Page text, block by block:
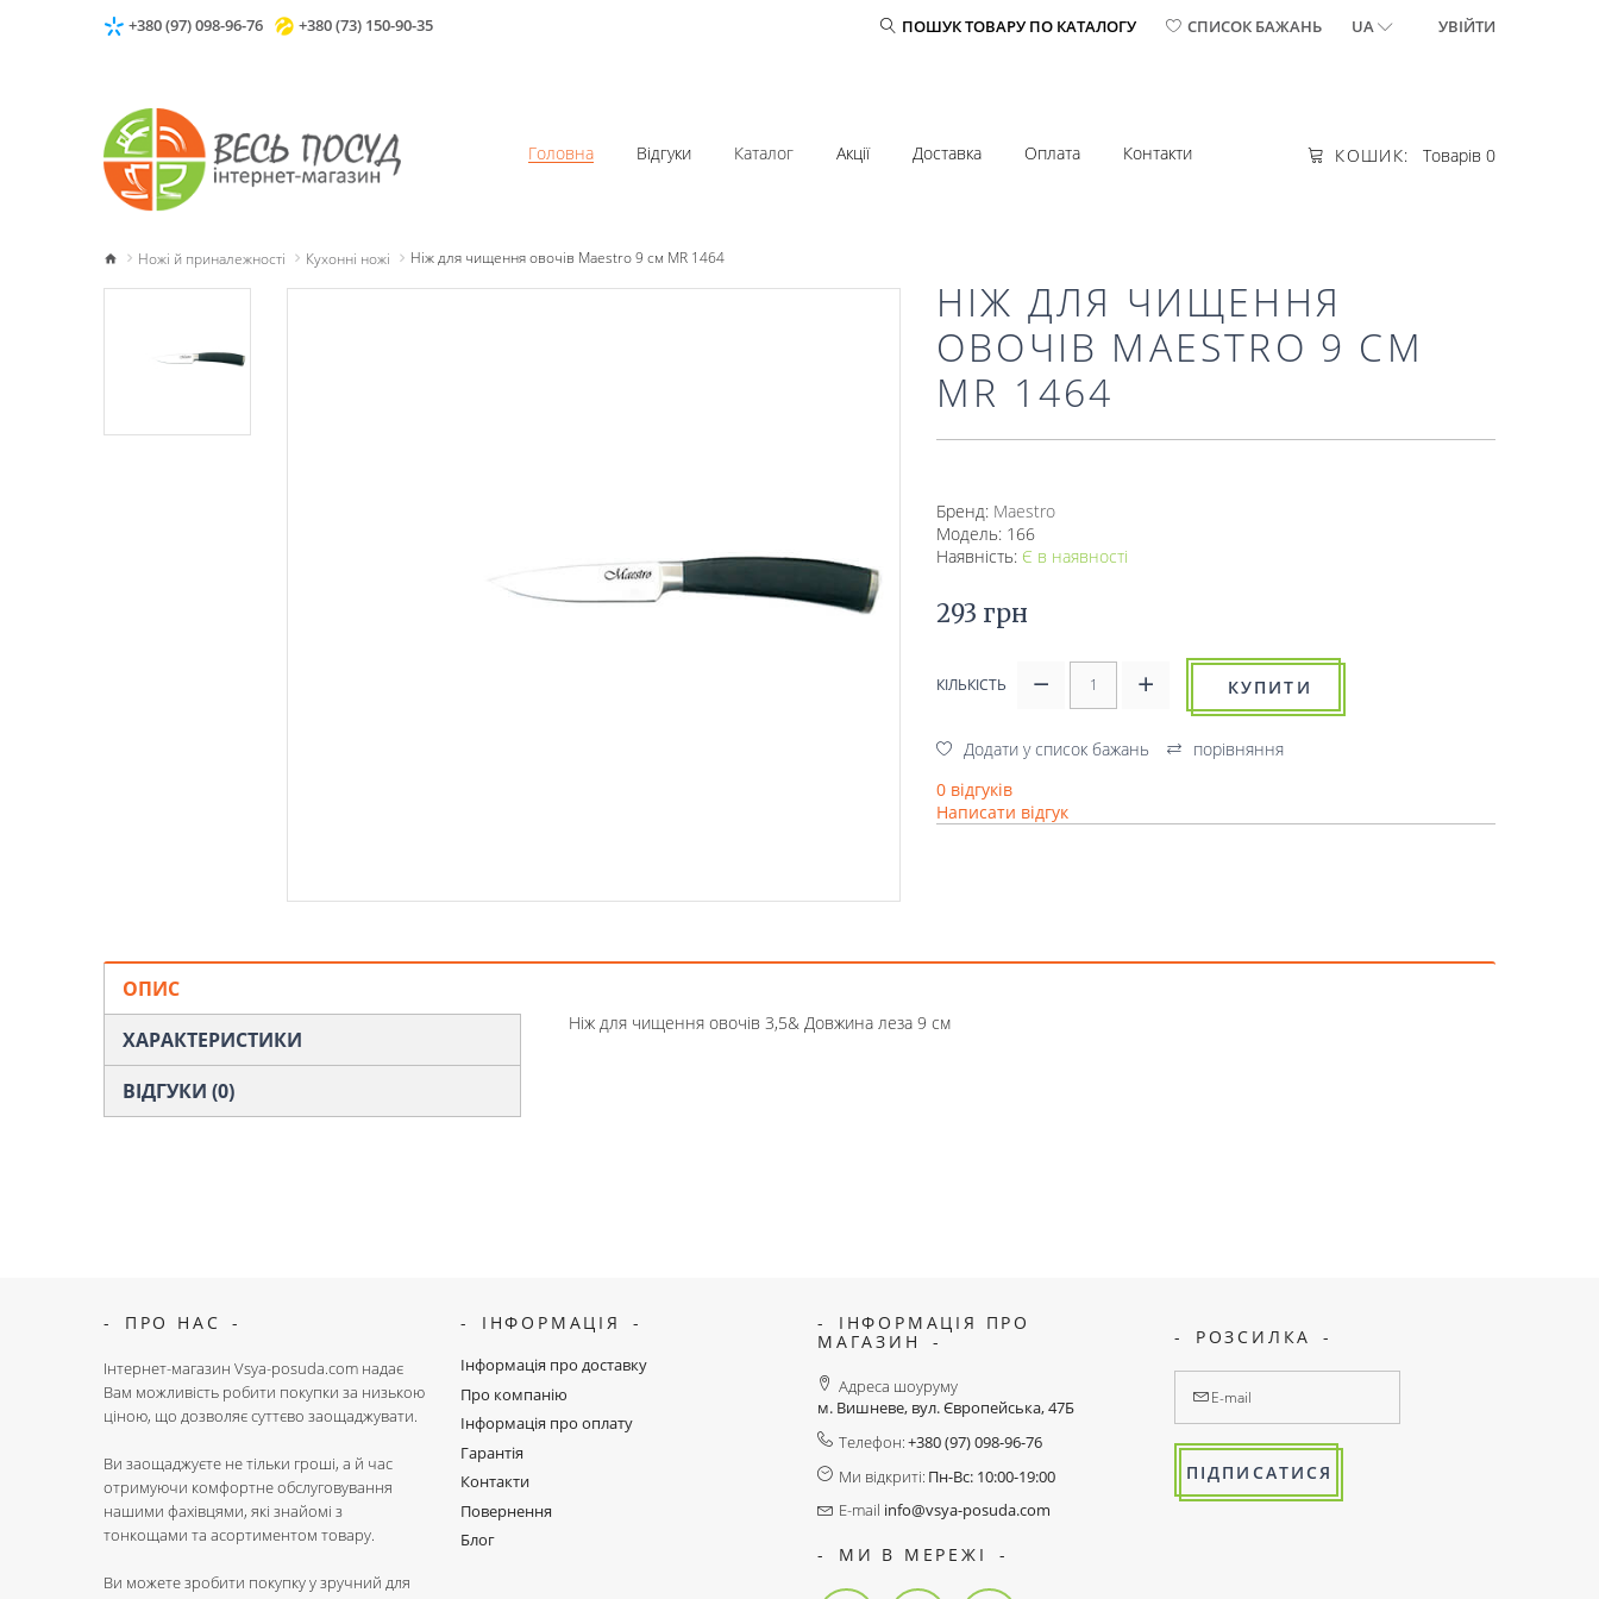
+380 (97) 098-96-76 +380 (73) 150-90-35 ПОШУК ТОВАРУ ПО КАТАЛОГУ СПИСОК БАЖАНЬ UA УВІЙТИ
КОШИК: Товарів 0
Головна Відгуки Каталог Акції Доставка Оплата Контакти
Ножі й приналежності Кухонні ножі Ніж для чищення овочів Maestro 9 см MR 1464
НІЖ ДЛЯ ЧИЩЕННЯ
ОВОЧІВ MAESTRO 9 СМ
MR 1464
Бренд: Mаеstro
Модель: 166
Наявність: Є в наявності
293 грн
КІЛЬКІСТЬ КУПИТИ
Додати у список бажань
порівняння
0 відгуків
Написати відгук
ОПИС
ХАРАКТЕРИСТИКИ
ВІДГУКИ (0)
Ніж для чищення овочів 3,5& Довжина леза 9 см
ПРО НАС
Інтернет-магазин Vsya-posuda.com надає
Вам можливість робити покупки за низькою
ціною, що дозволяє суттєво заощаджувати.
Ви заощаджуєте не тільки гроші, а й час
отримуючи комфортне обслуговування
нашими фахівцями, які знайомі з
тонкощами та асортиментом товару.
Ви можете зробити покупку у зручний для
ІНФОРМАЦІЯ
Інформація про доставку
Про компанію
Інформація про оплату
Гарантія
Контакти
Повернення
Блог
ІНФОРМАЦІЯ ПРО
МАГАЗИН
Адреса шоуруму
м. Вишневе, вул. Європейська, 47Б
Телефон:+380 (97) 098-96-76
Ми відкриті: Пн-Вс: 10:00-19:00
E-mail info@vsya-posuda.com
МИ В МЕРЕЖІ
РОЗСИЛКА
ПІДПИСАТИСЯ